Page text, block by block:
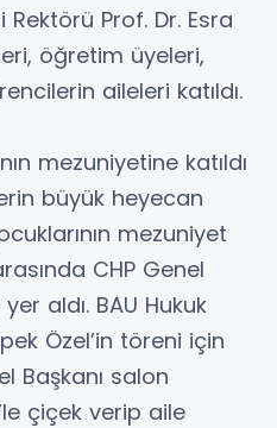
Prof. Dr. Esra
öğretim üyeleri,
aileleri katıldı.
mezuniyetine katıldı
büyük heyecan
mezuniyet
CHP Genel
aldı. BAU Hukuk
Özel’in töreni için
Başkanı salon
çiçek verip aile